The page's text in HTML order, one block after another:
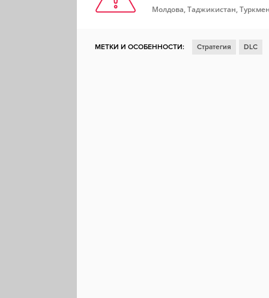
Молдова, Таджикистан,
МЕТКИ И ОСОБЕННОСТИ: Стратегия DLC